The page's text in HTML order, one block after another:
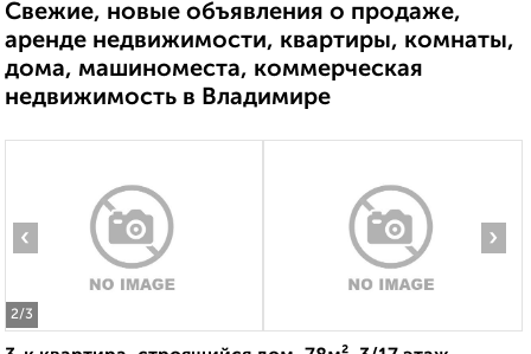
Свежие, новые объявления о продаже,
аренде недвижимости, квартиры, комнаты,
дома, машиноместа, коммерческая
недвижимость в Владимире
2/3
‹ ›